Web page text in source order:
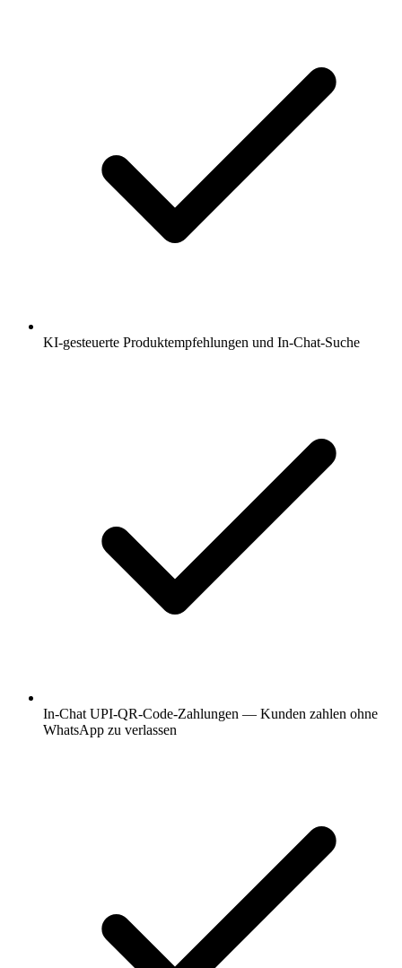
KI-gesteuerte Produktempfehlungen und In-Chat-Suche
In-Chat UPI-QR-Code-Zahlungen — Kunden zahlen ohne
WhatsApp zu verlassen